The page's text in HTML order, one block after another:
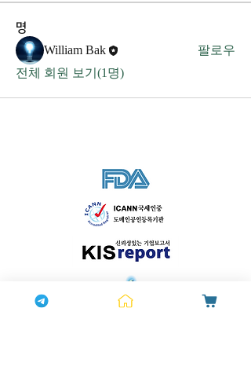
명
William Bak
팔로우
전체 회원 보기(1명)